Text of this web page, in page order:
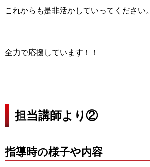
これからも是非活かしていってください。
全力で応援しています！！
担当講師より②
指導時の様子や内容